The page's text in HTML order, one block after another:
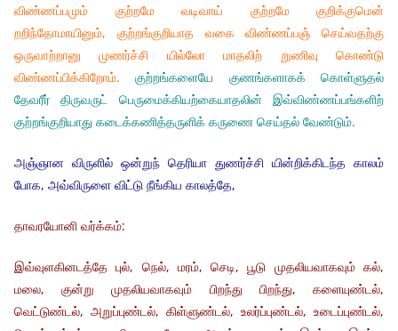
விண்ணப்பமும் குற்றமே வடிவாய் குற்றமே குறிக்குமென்
றறிந்தோமாயினும், குற்றங்குறியாத வகை விண்ணப்பஞ் செய்வதற்கு
ஒருவாற்றானு முணர்ச்சி யில்லோ மாதலிற் றுணிவு கொண்டு
விண்ணப்பிக்கிறோம்.குற்றங்களையே குணங்களாகக் கொள்ளுதல்
தேவரீர் திருவருட் பெருமைக்கியற்கையாதலின் இவ்விண்ணப்பங்களிற்
குற்றங்குறியாது கடைக்கணித்தருளிக் கருணை செய்தல் வேண்டும்.
அஞ்ஞான விருளில் ஒன்றுந் தெரியா துணர்ச்சி யின்றிக்கிடந்த காலம்
போக, அவ்விருளை விட்டு நீங்கிய காலத்தே,
தாவரயோனி வர்க்கம்:
இவ்வுளகினடத்தே புல், நெல், மரம், செடி, பூடு முதலியவாகவும் கல்,
மலை, குன்று முதலியவாகவும் பிறந்து பிறந்து, களையுண்டல்,
வெட்டுண்டல், அறுப்புண்டல், கிள்ளுண்டல், உலர்ப்புண்டல், உடைப்புண்டல்,